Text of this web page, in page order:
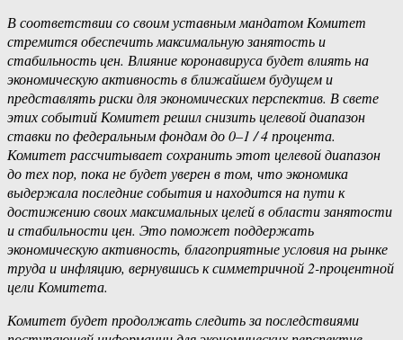
В соответствии со своим уставным мандатом Комитет
стремится обеспечить максимальную занятость и
стабильность цен. Влияние коронавируса будет влиять на
экономическую активность в ближайшем будущем и
представлять риски для экономических перспектив. В свете
этих событий Комитет решил снизить целевой диапазон
ставки по федеральным фондам до 0–1 / 4 процента.
Комитет рассчитывает сохранить этот целевой диапазон
до тех пор, пока не будет уверен в том, что экономика
выдержала последние события и находится на пути к
достижению своих максимальных целей в области занятости
и стабильности цен. Это поможет поддержать
экономическую активность, благоприятные условия на рынке
труда и инфляцию, вернувшись к симметричной 2-процентной
цели Комитета.
Комитет будет продолжать следить за последствиями